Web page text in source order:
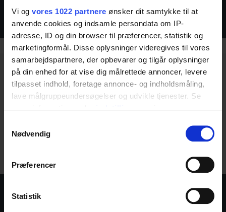
Vi og vores 1022 partnere ønsker dit samtykke til at
anvende cookies og indsamle persondata om IP-
adresse, ID og din browser til præferencer, statistik og
marketingformål. Disse oplysninger videregives til vores
samarbejdspartnere, der opbevarer og tilgår oplysninger
på din enhed for at vise dig målrettede annoncer, levere
tilpasset indhold, foretage annonce- og indholdsmåling,
lave målgruppeundersøgelser og udvikle tjenester. Se
tilbage eller ændre indstillinger fra vores
"Cookiedeklaration", eller ved at trykke på "Privacy
Indsamle præcise oplysninger om din placering,
Nødvendig
Præferencer
Statistik
SUPPORTLINE
ROPOX WASCHBECKEN